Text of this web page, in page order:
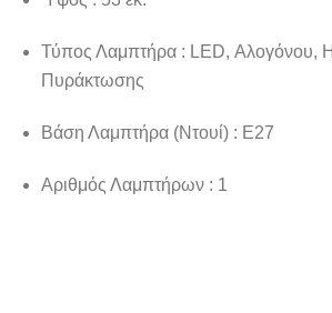
Τύπος Λαμπτήρα : LED, Αλογόνου,
Πυράκτωσης
Βάση Λαμπτήρα (Ντουί) : Ε27
Αριθμός Λαμπτήρων : 1